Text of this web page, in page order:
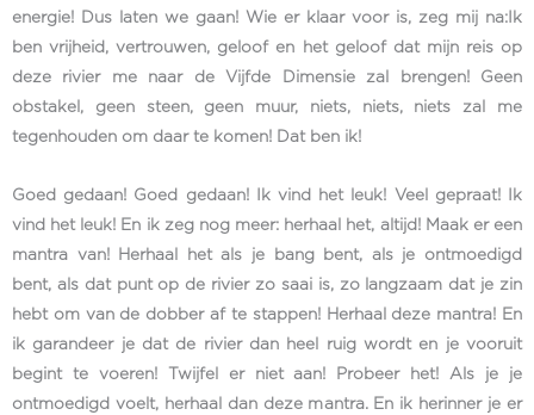
energie! Dus laten we gaan! Wie er klaar voor is, zeg mij na:Ik
ben vrijheid, vertrouwen, geloof en het geloof dat mijn reis op
deze rivier me naar de Vijfde Dimensie zal brengen! Geen
obstakel, geen steen, geen muur, niets, niets, niets zal me
tegenhouden om daar te komen! Dat ben ik!
Goed gedaan! Goed gedaan! Ik vind het leuk! Veel gepraat! Ik
vind het leuk! En ik zeg nog meer: herhaal het, altijd! Maak er een
mantra van! Herhaal het als je bang bent, als je ontmoedigd
bent, als dat punt op de rivier zo saai is, zo langzaam dat je zin
hebt om van de dobber af te stappen! Herhaal deze mantra! En
ik garandeer je dat de rivier dan heel ruig wordt en je vooruit
begint te voeren! Twijfel er niet aan! Probeer het! Als je je
ontmoedigd voelt, herhaal dan deze mantra. En ik herinner je er